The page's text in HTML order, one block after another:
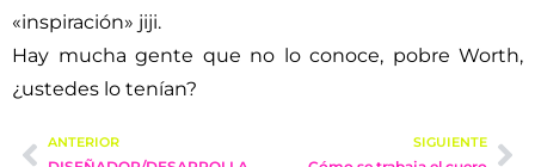
«inspiración» jiji.
Hay mucha gente que no lo conoce, pobre Worth,
¿ustedes lo tenían?
ANTERIOR SIGUIENTE